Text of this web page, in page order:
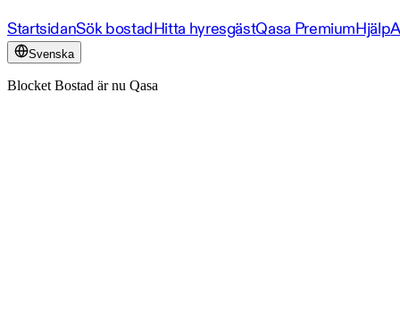
StartsidanSök bostadHitta hyresgästQasa PremiumHjälp
Svenska
Blocket Bostad är nu Qasa